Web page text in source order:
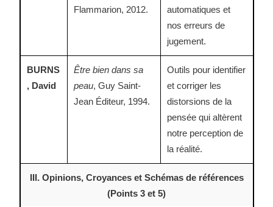
Flammarion, 2012.
automatiques et
nos erreurs de
jugement.
BURNS
, David
Être bien dans sa
peau, Guy Saint-
Jean Éditeur, 1994.
Outils pour identifier
et corriger les
distorsions de la
pensée qui altèrent
notre perception de
la réalité.
III. Opinions, Croyances et Schémas de références
(Points 3 et 5)